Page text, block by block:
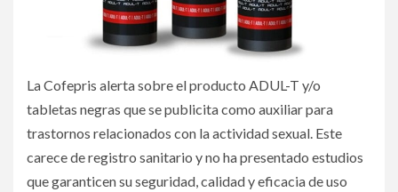
La Cofepris alerta sobre el producto ADUL-T y/o
tabletas negras que se publicita como auxiliar para
trastornos relacionados con la actividad sexual. Este
carece de registro sanitario y no ha presentado estudios
que garanticen su seguridad, calidad y eficacia de uso